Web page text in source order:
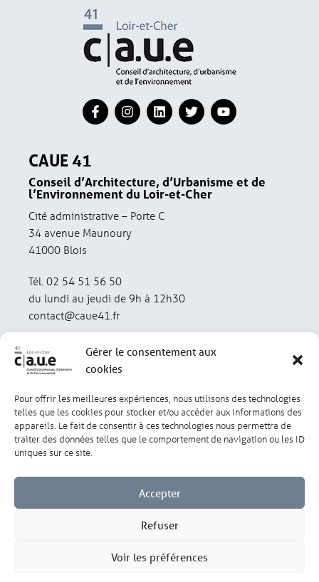
Gérer le consentement aux
cookies
Pour offrir les meilleures expériences, nous utilisons des technologies
telles que les cookies pour stocker et/ou accéder aux informations des
appareils. Le fait de consentir à ces technologies nous permettra de
traiter des données telles que le comportement de navigation ou les ID
uniques sur ce site.
Accepter
Refuser
Voir les préférences
CAUE 41
Conseil d’Architecture, d’Urbanisme et de
l’Environnement du Loir-et-Cher
Cité administrative – Porte C
34 avenue Maunoury
41000 Blois
Tél. 02 54 51 56 50
du lundi au jeudi de 9h à 12h30
contact@caue41.fr
Mentions légales Politique de confidentialité
Lexique Réalisation : olivgraphic.com